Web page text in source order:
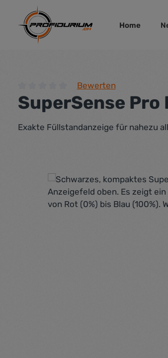
Hauptinhalt springen
Zur Hauptnavigation springen
Home
Durchschnittliche Bewertung von 0
Bewerten
SuperSense
Exakte Füllstandanzeige für nahezu
Bildergalerie überspringen